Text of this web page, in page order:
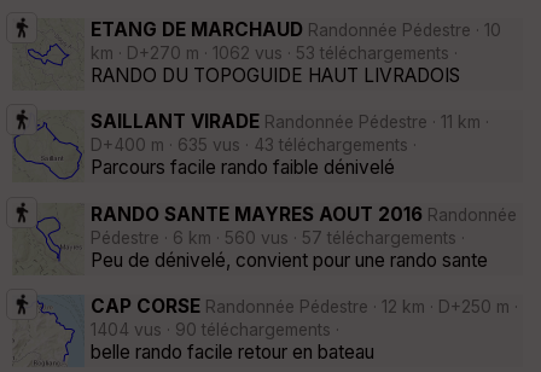
ETANG DE MARCHAUD Randonnée Pédestre · 10
km · D+270 m · 1062 vus · 53 téléchargements ·
RANDO DU TOPOGUIDE HAUT LIVRADOIS
SAILLANT VIRADE Randonnée Pédestre · 11 km ·
D+400 m · 635 vus · 43 téléchargements ·
Parcours facile rando faible dénivelé
RANDO SANTE MAYRES AOUT 2016 Randonnée
Pédestre · 6 km · 560 vus · 57 téléchargements ·
Peu de dénivelé, convient pour une rando sante
CAP CORSE Randonnée Pédestre · 12 km · D+250 m ·
1404 vus · 90 téléchargements ·
belle rando facile retour en bateau